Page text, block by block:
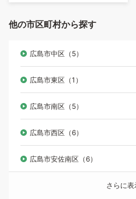
他の市区町村から探す
広島市中区（5）
広島市東区（1）
広島市南区（5）
広島市西区（6）
広島市安佐南区（6）
さらに表